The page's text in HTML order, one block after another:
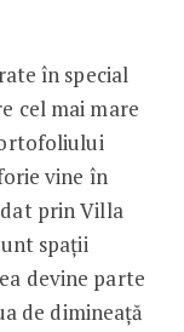
în special
cel mai mare
vine în
prin Villa
spații
devine parte
de dimineață